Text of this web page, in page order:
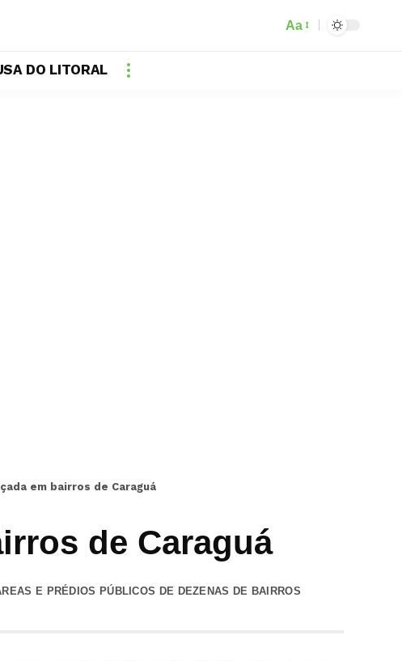
Aa
DO LITORAL
em bairros de Caraguá
de Caraguá
E PRÉDIOS PÚBLICOS DE DEZENAS DE BAIRROS